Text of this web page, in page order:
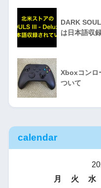
DARK
は日本語収
Xboxコンロ
ついて
calendar
月
火 水